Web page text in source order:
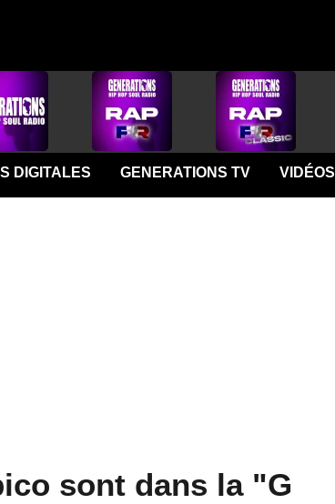
DIGITALES GENERATIONS TV VIDÉOS
sont dans la "G